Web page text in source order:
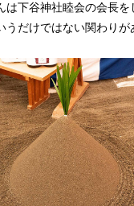
は下谷神社睦会の会長を
うだけではない関わりが